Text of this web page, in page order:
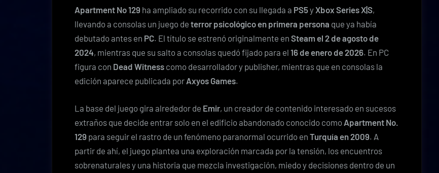
Apartment No 129 ha ampliado su recorrido con su llegada a PS5yXbox Series X|S,
llevando a consolas un juego de terror psicológico en primera persona que ya había
debutado antes en PC. El título se estrenó originalmente en Steam el 2 de agosto de
2024, mientras que su salto a consolas quedó fijado para el 16 de enero de 2026. En PC
figura con Dead Witness como desarrollador y publisher, mientras que en consolas la
edición aparece publicada por Axyos Games.
La base del juego gira alrededor de Emir, un creador de contenido interesado en sucesos
extraños que decide entrar solo en el edificio abandonado conocido como Apartment No.
129 para seguir el rastro de un fenómeno paranormal ocurrido en Turquía en 2009. A
partir de ahí, el juego plantea una exploración marcada por la tensión, los encuentros
sobrenaturales y una historia que mezcla investigación, miedo y decisiones dentro de un